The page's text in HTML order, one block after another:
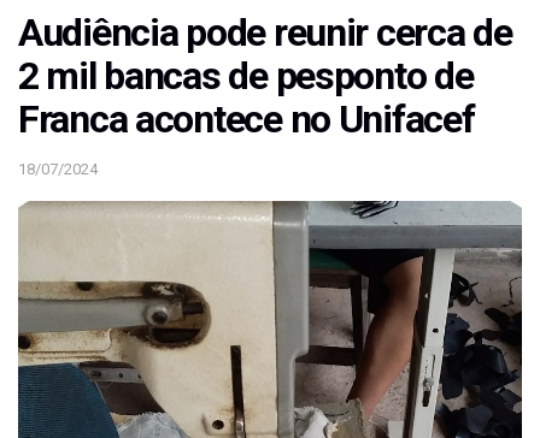
Audiência pode reunir cerca de
2 mil bancas de pesponto de
Franca acontece no Unifacef
18/07/2024